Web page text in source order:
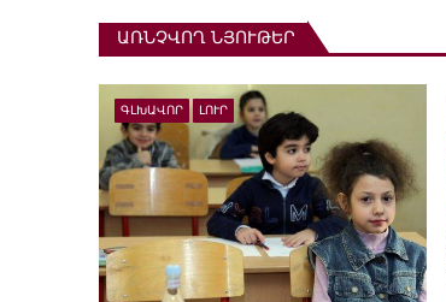
ԱՌՆՉՎՈՂ ՆՅՈՒԹԵՐ
ԳԼԽԱՎՈՐ ԼՈՒՐ